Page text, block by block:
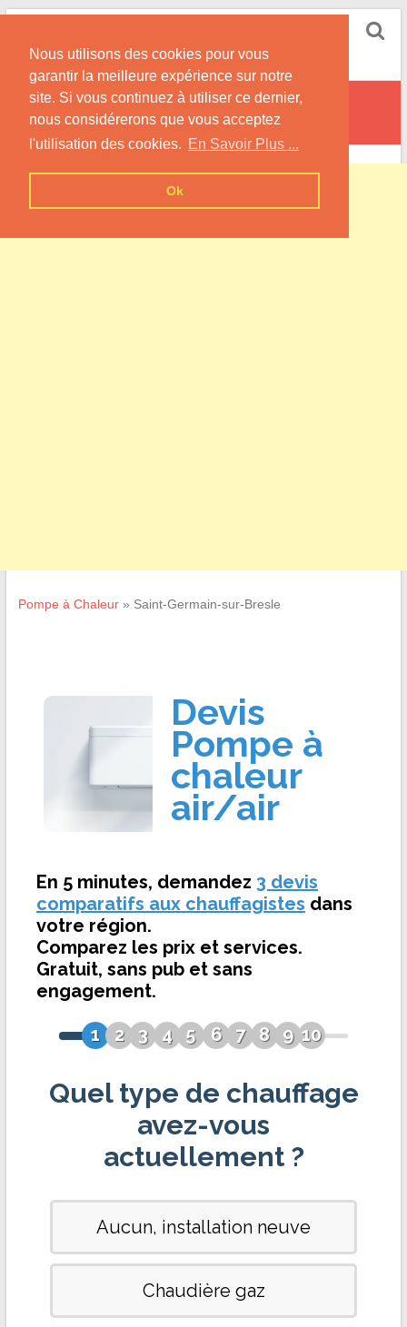
Nous utilisons des cookies pour vous
garantir la meilleure expérience sur notre
site. Si vous continuez à utiliser ce dernier,
nous considérerons que vous acceptez
l'utilisation des cookies. En Savoir Plus ...
Ok
Skip
content
Informations sur les Pompes à Chaleur
Saint-Germain-sur-Bresle
Pompe à Chaleur» Saint-Germain-sur-Bresle